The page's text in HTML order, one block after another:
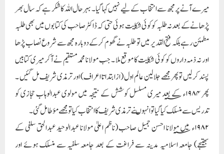
میرے آنے پر مجھ سے انتخاب کے لیے نہیں کہا گیا ۔ بہرحال اللہ کا شکر ہے کہ سال بھر
پڑھانے کے بعد نہ طلبہ کو کوئی شکایت ہوئی حتی کہ ڈاکٹر صاحب کی کتابوں میں بھی طلبہ
مطمئن رہے بلکہ فتح القدیر میں تو طلبہ نے گھوم کرکے دوبارہ مجھ سے شروع نصاب پڑھا
اور نہ ذمہ داروں کو کوئی شکایت کا موقع ملا ۔ جب مولانا محمدمستقیم نے آکر میری کتابیں
پسند کرلیں تو پھر مجھے جلالین عالم اول (از ابتدا تا اعراف) اور ترمذی شریف مل گئیں ۔
پھر ۱۹۸۴ء؁ کے بعد میری مسلسل کوشش کے نتیجہ میں مولوی عبدالوہاب حجازی کو
تدریس سے منسلک کیا گیا تو انہوںنے ترمذی شریف کا انتخاب کیا تو مجھے مؤطا مل گئی۔
۱۹۸۲ء؁ میں مولانا احسن جمیل صاحب (ناظم اعلیٰ مولانا عبدالوحید عبدالحق سلفی کے
بھتیجے) جامعہ اسلامیہ مدینہ سے فراغت کے بعد جامعہ سلفیہ سے منسلک ہوئے اور